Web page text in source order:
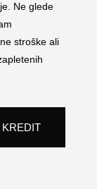
Ne glede
stroške ali
KREDIT